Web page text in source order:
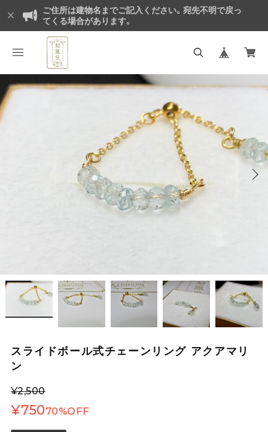
ご住所は建物名までご記入ください。宛先不明で戻っ
てくる場合があります。
スライドボール式チェーンリング アクアマリ
ン
¥2,500
¥75070%OFF